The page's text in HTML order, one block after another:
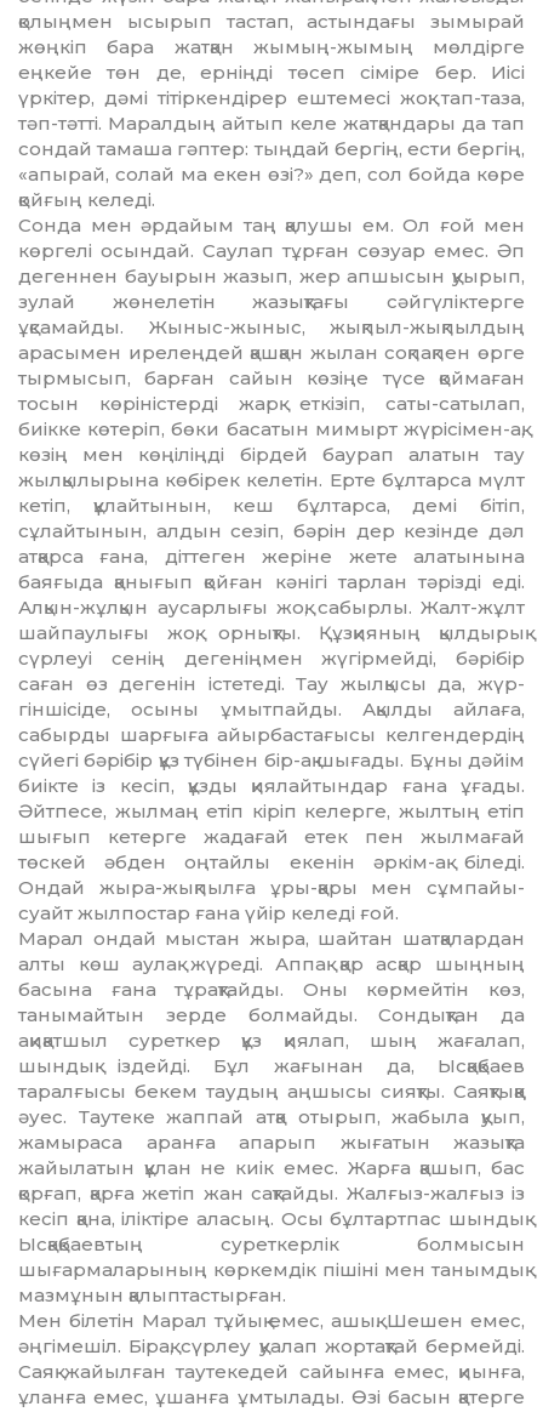
қолыңмен ысырып тастап, астындағы зымырай
жөңкіп бара жатқан жымың-жымың мөлдірге
еңкейе төн де, ерніңді төсеп сіміре бер. Иісі
үркітер, дәмі тітіркендірер ештемесі жоқ: тап-таза,
тәп-тәтті. Маралдың айтып келе жатқандары да тап
сондай тамаша гәптер: тыңдай бергің, ести бергің,
«апырай, солай ма екен өзі?» деп, сол бойда көре
қойғың келеді.
Сонда мен әр­дайым таң қалу­шы ем. Ол ғой мен
көр­гелі осындай. Саулап тұрған сөзуар емес. Әп
дегеннен бауырын жазып, жер ап­шы­сын қуы­рып,
зулай жө­нелетін жа­зық­тағы сәй­­­­­гүліктерге
ұқсамайды. Жыныс-жы­­ныс, жықпыл-жықпылдың
ара­сы­­мен ирелеңдей қашқан жылан соқ­пақпен өрге
тырмысып, барған сайын көзіңе түсе қоймаған
тосын кө­­ріністерді жарқ еткізіп, саты-са­тылап,
биікке көтеріп, бөки басатын мимырт жүрісімен-ақ,
көзің мен көңіліңді бірдей баурап алатын тау
жылқылырына көбірек келетін. Ерте бұлтарса мүлт
кетіп, құлайтынын, кеш бұлтарса, демі бітіп,
сұлайтынын, алдын сезіп, бәрін дер кезінде дәл
атқарса ғана, діттеген жеріне жете алатынына
баяғыда қанығып қойған кәнігі тарлан тәрізді еді.
Алқын-жұл­қын аусарлығы жоқ, сабырлы. Жалт-жұлт
шайпаулығы жоқ, орнықты. Құз­қияның қылдырық
сүрлеуі сенің де­геніңмен жүгірмейді, бәрібір
саған өз дегенін істетеді. Тау жылқысы да, жүр­
гіншісіде, осыны ұмытпайды. Ақыл­ды айлаға,
сабырды шарғыға айыр­бастағысы келгендердің
сүйегі бә­рібір құз түбінен бір-ақ шығады. Бұны дәйім
биікте із кесіп, құзды қия­лайтындар ғана ұғады.
Әйтпесе, жыл­маң етіп кіріп келерге, жылтың етіп
шығып кетерге жадағай етек пен жыл­мағай
төскей әбден оңтайлы еке­нін әркім-ақ біледі.
Ондай жыра-жық­­­пылға ұры-қары мен сұмпайы-
суайт жылпостар ғана үйір келеді ғой.
Марал ондай мыстан жыра, шайтан шатқалардан
алты көш аулақ жүреді. Аппақ қар асқар шыңның
басына ғана тұрақтайды. Оны көр­мейтін көз,
танымайтын зерде болмайды. Сондықтан да
ақиқатшыл суреткер құз қиялап, шың жағалап,
шындық іздейді. Бұл жағынан да, Ыс­қақбаев
таралғысы бекем таудың аң­шысы сияқты. Саяқтыққа
әуес. Таутеке жаппай атқа отырып, жабыла қуып,
жамыраса аранға апарып жығатын жазықта
жайылатын құлан не киік емес. Жарға қашып, бас
қор­ғап, қарға жетіп жан сақтайды. Жалғыз-жалғыз із
кесіп қана, іліктіре аласың. Осы бұлтартпас шындық
Ысқақбаевтың суреткерлік болмысын
шығармаларының көркемдік пішіні мен танымдық
мазмұнын қалыптастырған.
Мен білетін Марал тұйық емес, ашық. Шешен емес,
әңгімешіл. Бі­рақ, сүрлеу қуалап жортақтай бер­мей­ді.
Саяқ жайылған тауте­кедей сайын­ға емес, қиын­ға,
ұланға емес, ұшан­ға ұмты­лады. Өзі басын қатерге